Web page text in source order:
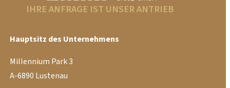
IHRE ANFRAGE IST UNSER ANTRIEB
Hauptsitz des Unternehmens
Millennium Park 3
A-6890 Lustenau